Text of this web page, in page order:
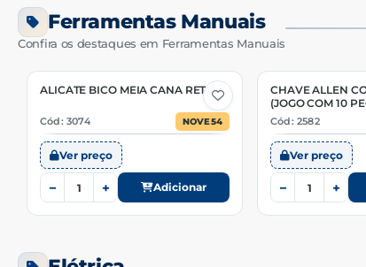
Ferramentas Manuais
Confira os destaques em Ferramentas Manuais
ALICATE BICO MEIA CANA RETO
Cód: 3074 NOVE54
Ver preço
− + Adicionar
CHAVE ALLEN
(JOGO COM 10
Cód: 2582
Ver preço
− +